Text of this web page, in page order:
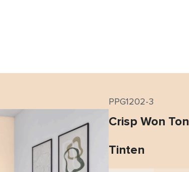
PPG1202-3
Crisp Won Ton
Tinten